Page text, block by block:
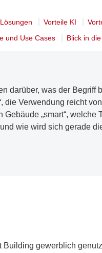
Vorteile KI
und Use Cases Blick in
darüber, was der Begriff
die Verwendung reicht
„smart“, welche
wie wird sich gerade
Building gewerblich